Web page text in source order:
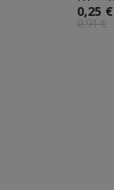
0,25 €
0,91 €